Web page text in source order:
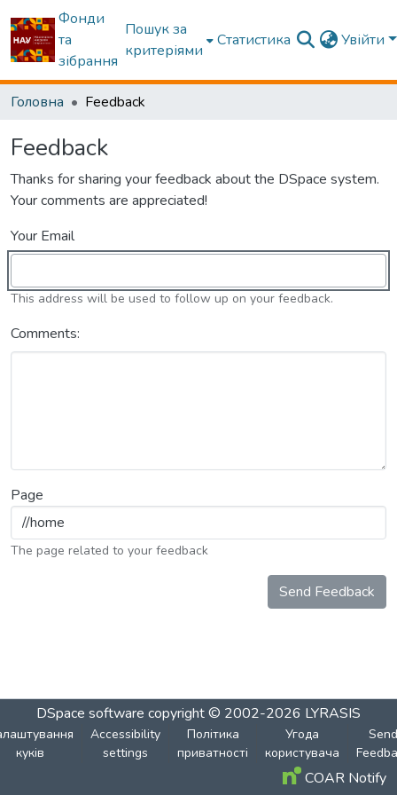
Фонди
та
зібрання
Пошук за
критеріями
Статистика Увійти
Головна Feedback
Feedback
Thanks for sharing your feedback about the DSpace system.
Your comments are appreciated!
Your Email
This address will be used to follow up on your feedback.
Comments:
Page
The page related to your feedback
Send Feedback
DSpace software copyright © 2002-2026 LYRASIS
куків
Accessibility
settings
Політика
приватності
Угода
користувача
Send
COAR Notify